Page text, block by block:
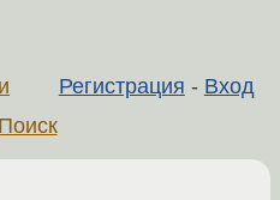
Регистрация - Вход
Поиск